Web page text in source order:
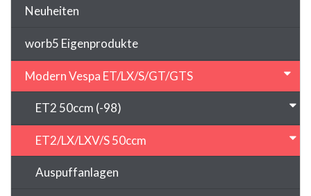
Neuheiten
worb5 Eigenprodukte
Modern Vespa ET/LX/S/GT/GTS
ET2 50ccm (-98)
ET2/LX/LXV/S 50ccm
Auspuffanlagen